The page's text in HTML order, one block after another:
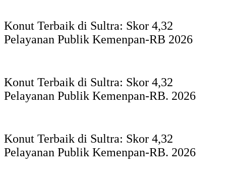
Konut Terbaik di Sultra: Skor 4,32
Pelayanan Publik Kemenpan-RB 2026
Konut Terbaik di Sultra: Skor 4,32
Pelayanan Publik Kemenpan-RB. 2026
Konut Terbaik di Sultra: Skor 4,32
Pelayanan Publik Kemenpan-RB. 2026